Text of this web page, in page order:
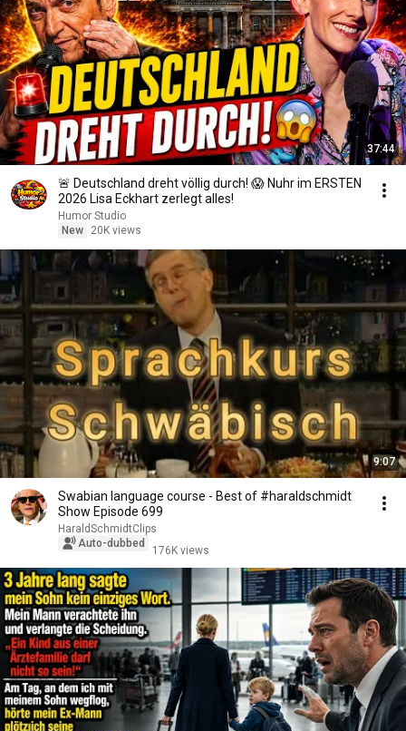
37:44
🚨 Deutschland dreht völlig durch! 😱 Nuhr im ERSTEN
2026 Lisa Eckhart zerlegt alles!
Humor Studio
New
20K views
9:07
Swabian language course - Best of #haraldschmidt
Show Episode 699
HaraldSchmidtClips
Auto-dubbed
176K views